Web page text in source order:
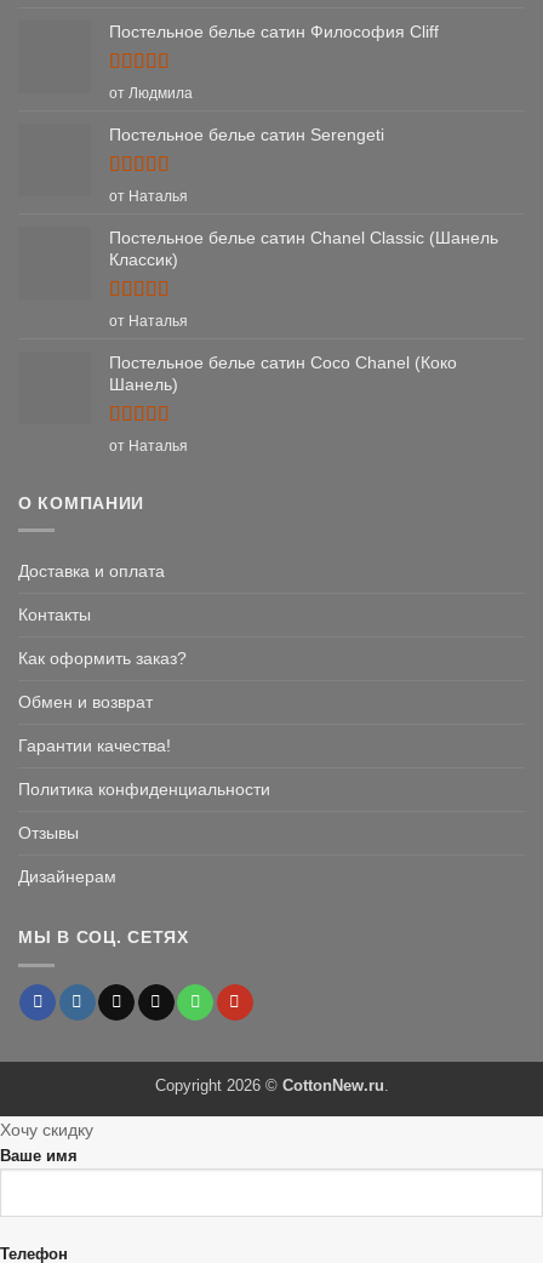
Постельное белье сатин Философия Cliff
Оценка5
от Людмила
Постельное белье сатин Serengeti
Оценка5
от Наталья
Постельное белье сатин Chanel Classic (Шанель
Классик)
Оценка5
от Наталья
Постельное белье сатин Coco Chanel (Коко
Шанель)
Оценка5
от Наталья
О КОМПАНИИ
Доставка и оплата
Контакты
Как оформить заказ?
Обмен и возврат
Гарантии качества!
Политика конфиденциальности
Отзывы
Дизайнерам
МЫ В СОЦ. СЕТЯХ
Copyright 2026 © CottonNew.ru
Хочу скидку
Ваше имя
Телефон